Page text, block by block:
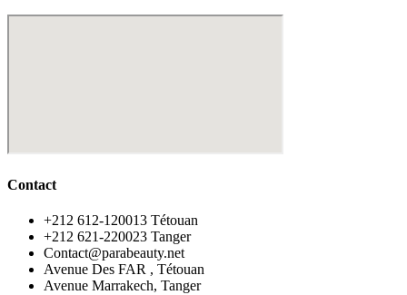
Contact
‪+212 612-120013 Tétouan
‪+212 621-220023 Tanger
Contact@parabeauty.net
Avenue Des FAR , Tétouan
Avenue Marrakech, Tanger